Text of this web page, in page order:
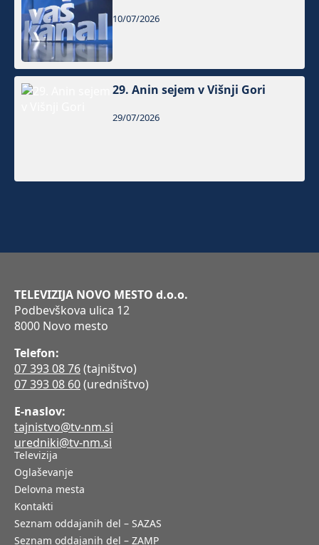
10/07/2026
29. Anin sejem v Višnji Gori
29/07/2026
TELEVIZIJA NOVO MESTO d.o.o.
Podbevškova ulica 12
8000 Novo mesto
Telefon:
07 393 08 76(tajništvo)
07 393 08 60(uredništvo)
E-naslov:
tajnistvo@tv-nm.si
uredniki@tv-nm.si
Televizija
Oglaševanje
Delovna mesta
Kontakti
Seznam oddajanih del – SAZAS
Seznam oddajanih del – ZAMP